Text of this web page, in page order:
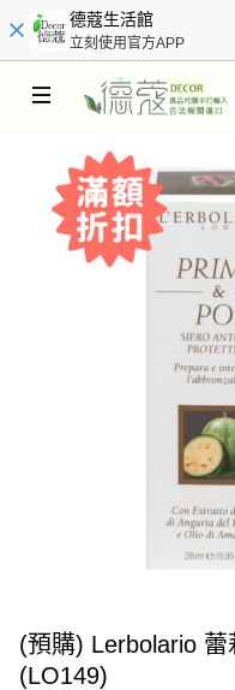
德蔻生活館
立刻使用官方APP
(預購) Lerbolario 蕾
(LO149)